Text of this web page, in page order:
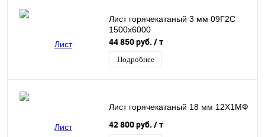
Лист горячекатаный 3 мм 09Г2С
1500х6000
44 850 руб. / т
Подробнее
Лист горячекатаный 18 мм 12Х1МФ
42 800 руб. / т